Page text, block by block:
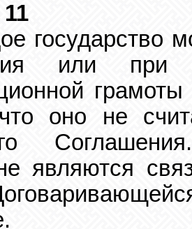
государство
или при
что оно не
являются